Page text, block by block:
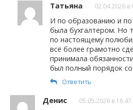
Татьяна 02.04.2026 в
И по образованию и
была бухгалтером. Но
по настоящему
всё более грамотно
принимала
был полный порядок
Ответить
Денис 05.05.2026 в 18:47